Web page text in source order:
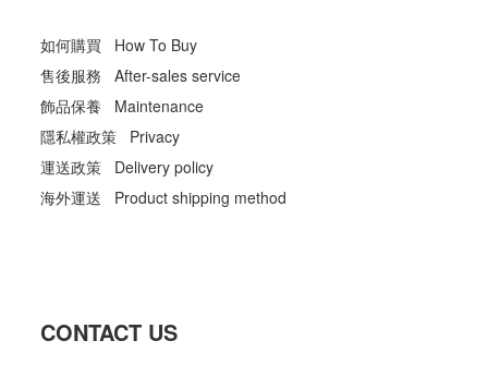
如何購買 How To Buy
售後服務 After-sales service
飾品保養 Maintenance
隱私權政策 Privacy
運送政策 Delivery policy
海外運送 Product shipping method
CONTACT US